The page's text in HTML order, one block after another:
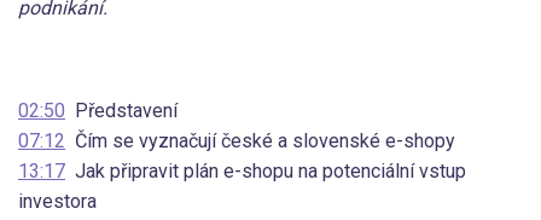
podnikání.
02:50 Představení
07:12 Čím se vyznačují české a slovenské e-shopy
13:17 Jak připravit plán e-shopu na potenciální vstup
investora